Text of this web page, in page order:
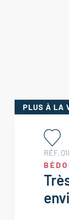
PLUS À LA
RÉF.